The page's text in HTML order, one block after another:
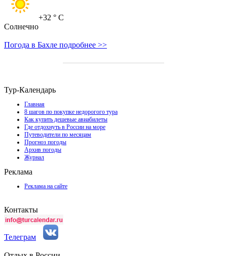
+32 ° C
Солнечно
Погода в Бахле подробнее >>
Тур-Календарь
Главная
8 шагов по покупке недорогого тура
Как купить дешевые авиабилеты
Где отдохнуть в России на море
Путеводители по месяцам
Прогноз погоды
Архив погоды
Журнал
Реклама
Реклама на сайте
Контакты
Телеграм